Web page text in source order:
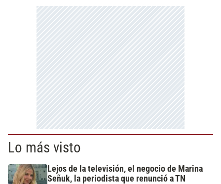
Lo más visto
Lejos de la televisión, el negocio de Marina
Señuk, la periodista que renunció a TN